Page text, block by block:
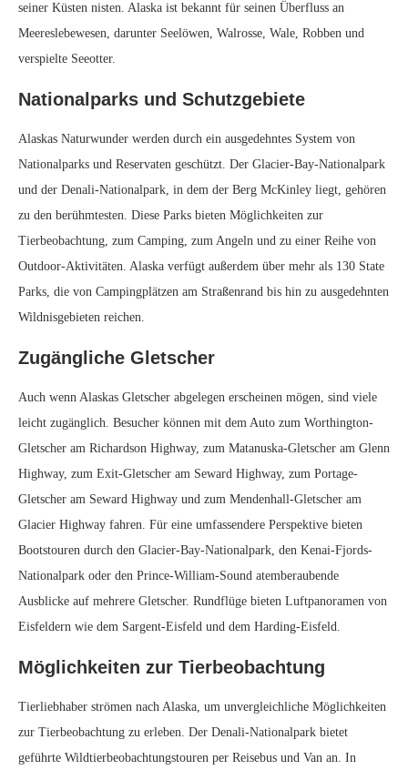
seiner Küsten nisten. Alaska ist bekannt für seinen Überfluss an
Meereslebewesen, darunter Seelöwen, Walrosse, Wale, Robben und
verspielte Seeotter.
Nationalparks und Schutzgebiete
Alaskas Naturwunder werden durch ein ausgedehntes System von
Nationalparks und Reservaten geschützt. Der Glacier-Bay-Nationalpark
und der Denali-Nationalpark, in dem der Berg McKinley liegt, gehören
zu den berühmtesten. Diese Parks bieten Möglichkeiten zur
Tierbeobachtung, zum Camping, zum Angeln und zu einer Reihe von
Outdoor-Aktivitäten. Alaska verfügt außerdem über mehr als 130 State
Parks, die von Campingplätzen am Straßenrand bis hin zu ausgedehnten
Wildnisgebieten reichen.
Zugängliche Gletscher
Auch wenn Alaskas Gletscher abgelegen erscheinen mögen, sind viele
leicht zugänglich. Besucher können mit dem Auto zum Worthington-
Gletscher am Richardson Highway, zum Matanuska-Gletscher am Glenn
Highway, zum Exit-Gletscher am Seward Highway, zum Portage-
Gletscher am Seward Highway und zum Mendenhall-Gletscher am
Glacier Highway fahren. Für eine umfassendere Perspektive bieten
Bootstouren durch den Glacier-Bay-Nationalpark, den Kenai-Fjords-
Nationalpark oder den Prince-William-Sound atemberaubende
Ausblicke auf mehrere Gletscher. Rundflüge bieten Luftpanoramen von
Eisfeldern wie dem Sargent-Eisfeld und dem Harding-Eisfeld.
Möglichkeiten zur Tierbeobachtung
Tierliebhaber strömen nach Alaska, um unvergleichliche Möglichkeiten
zur Tierbeobachtung zu erleben. Der Denali-Nationalpark bietet
geführte Wildtierbeobachtungstouren per Reisebus und Van an. In